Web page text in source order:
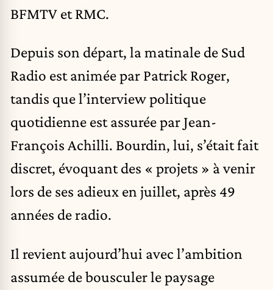
BFMTV et RMC.
Depuis son départ, la matinale de Sud
Radio est animée par Patrick Roger,
tandis que l’interview politique
quotidienne est assurée par Jean-
François Achilli. Bourdin, lui, s’était fait
discret, évoquant des « projets » à venir
lors de ses adieux en juillet, après 49
années de radio.
Il revient aujourd’hui avec l’ambition
assumée de bousculer le paysage